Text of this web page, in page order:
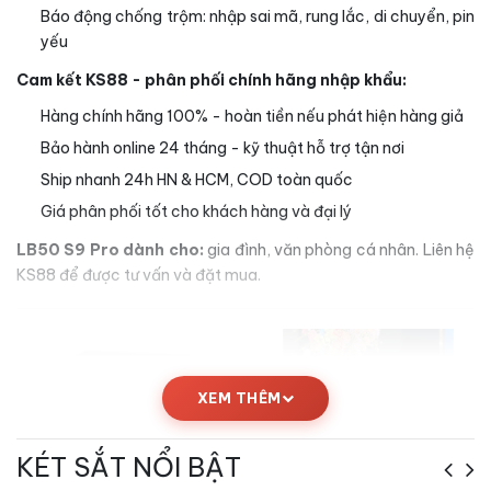
Báo động chống trộm: nhập sai mã, rung lắc, di chuyển, pin
yếu
Cam kết KS88 - phân phối chính hãng nhập khẩu:
Hàng chính hãng 100% - hoàn tiền nếu phát hiện hàng giả
Bảo hành online 24 tháng - kỹ thuật hỗ trợ tận nơi
Ship nhanh 24h HN & HCM, COD toàn quốc
Giá phân phối tốt cho khách hàng và đại lý
LB50 S9 Pro dành cho: gia đình, văn phòng cá nhân. Liên hệ
KS88 để được tư vấn và đặt mua.
XEM THÊM
KÉT SẮT NỔI BẬT